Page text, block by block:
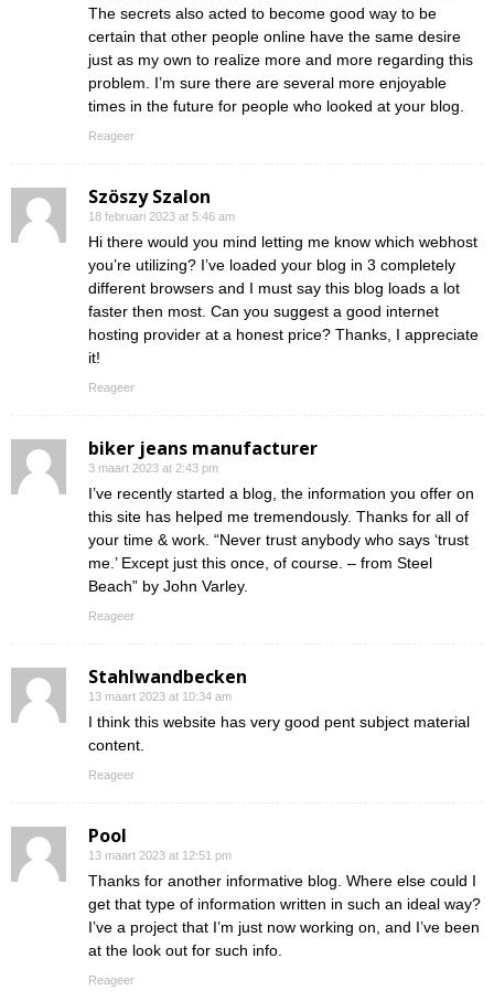
The secrets also acted to become good way to be
certain that other people online have the same desire
just as my own to realize more and more regarding this
problem. I’m sure there are several more enjoyable
times in the future for people who looked at your blog.
Reageer
Szöszy Szalon
18 februari 2023 at 5:46 am
Hi there would you mind letting me know which webhost
you’re utilizing? I’ve loaded your blog in 3 completely
different browsers and I must say this blog loads a lot
faster then most. Can you suggest a good internet
hosting provider at a honest price? Thanks, I appreciate
it!
Reageer
biker jeans manufacturer
3 maart 2023 at 2:43 pm
I’ve recently started a blog, the information you offer on
this site has helped me tremendously. Thanks for all of
your time & work. “Never trust anybody who says ‘trust
me.’ Except just this once, of course. – from Steel
Beach” by John Varley.
Reageer
Stahlwandbecken
13 maart 2023 at 10:34 am
I think this website has very good pent subject material
content.
Reageer
Pool
13 maart 2023 at 12:51 pm
Thanks for another informative blog. Where else could I
get that type of information written in such an ideal way?
I’ve a project that I’m just now working on, and I’ve been
at the look out for such info.
Reageer